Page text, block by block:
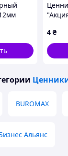
4 ₴
BUROMAX
Альянс